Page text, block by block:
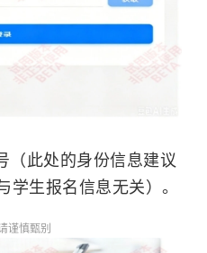
（此处的身份信息建议
学生报名信息无关）。
谨慎甄别